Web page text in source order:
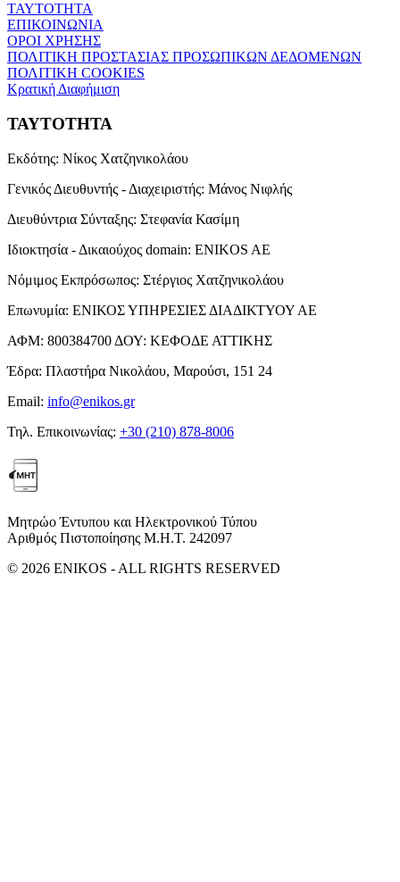
ΤΑΥΤΟΤΗΤΑ
ΕΠΙΚΟΙΝΩΝΙΑ
ΟΡΟΙ ΧΡΗΣΗΣ
ΠΟΛΙΤΙΚΗ ΠΡΟΣΤΑΣΙΑΣ ΠΡΟΣΩΠΙΚΩΝ ΔΕΔΟΜΕΝΩΝ
ΠΟΛΙΤΙΚΗ COOKIES
Κρατική Διαφήμιση
ΤΑΥΤΟΤΗΤΑ
Εκδότης: Νίκος Χατζηνικολάου
Γενικός Διευθυντής - Διαχειριστής: Μάνος Νιφλής
Διευθύντρια Σύνταξης: Στεφανία Κασίμη
Ιδιοκτησία - Δικαιούχος domain: ENIKOS AE
Νόμιμος Εκπρόσωπος: Στέργιος Χατζηνικολάου
Επωνυμία: ΕΝΙΚΟΣ ΥΠΗΡΕΣΙΕΣ ΔΙΑΔΙΚΤΥΟΥ ΑΕ
ΑΦΜ: 800384700 ΔΟΥ: ΚΕΦΟΔΕ ΑΤΤΙΚΗΣ
Έδρα: Πλαστήρα Νικολάου, Μαρούσι, 151 24
Email: info@enikos.gr
Τηλ. Επικοινωνίας: +30 (210) 878-8006
Μητρώο Έντυπου και Ηλεκτρονικού Τύπου
Αριθμός Πιστοποίησης Μ.Η.Τ. 242097
© 2026 ENIKOS - ALL RIGHTS RESERVED